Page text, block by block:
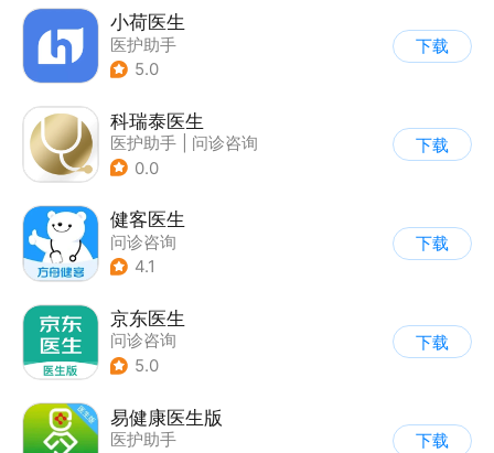
小荷医生
医护助手
5.0
下载
科瑞泰医生
医护助手
问诊咨询
0.0
下载
健客医生
问诊咨询
4.1
下载
京东医生
问诊咨询
5.0
下载
易健康医生版
医护助手
下载